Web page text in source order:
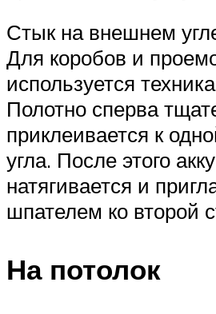
Стык на внешнем
Для коробов и
используется
Полотно сперва
приклеивается к
угла. После этого
натягивается и
шпателем ко второй
На потолок